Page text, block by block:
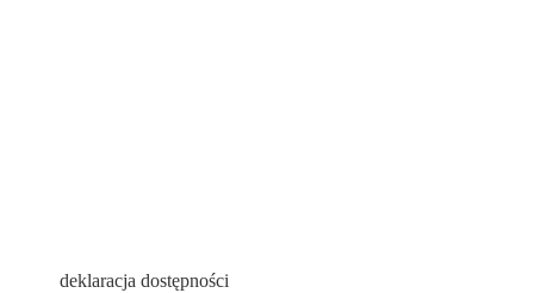
deklaracja dostępności